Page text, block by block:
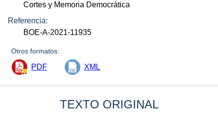
Cortes y Memoria Democrática
Referencia:
BOE-A-2021-11935
Otros formatos:
PDF XML
TEXTO ORIGINAL